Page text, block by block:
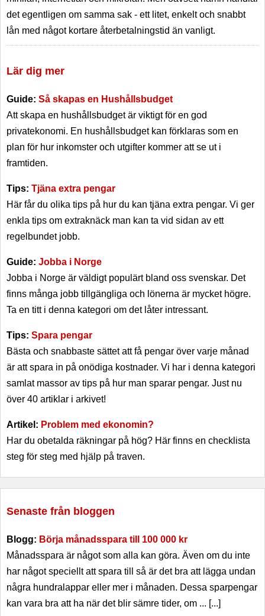
det egentligen om samma sak - ett litet, enkelt och snabbt
lån med något kortare återbetalningstid än vanligt.
Lär dig mer
Guide: Så skapas en Hushållsbudget
Att skapa en hushållsbudget är viktigt för en god
privatekonomi. En hushållsbudget kan förklaras som en
plan för hur inkomster och utgifter kommer att se ut i
framtiden.
Tips: Tjäna extra pengar
Här får du olika tips på hur du kan tjäna extra pengar. Vi ger
enkla tips om extraknäck man kan ta vid sidan av ett
regelbundet jobb.
Guide: Jobba i Norge
Jobba i Norge är väldigt populärt bland oss svenskar. Det
finns många jobb tillgängliga och lönerna är mycket högre.
Ta en titt i denna kategori om det låter intressant.
Tips: Spara pengar
Bästa och snabbaste sättet att få pengar över varje månad
är att spara in på onödiga kostnader. Vi har i denna kategori
samlat massor av tips på hur man sparar pengar. Just nu
över 40 artiklar i arkivet!
Artikel: Problem med ekonomin?
Har du obetalda räkningar på hög? Här finns en checklista
steg för steg med hjälp på traven.
Senaste från bloggen
Blogg: Börja månadsspara till 100 000 kr
Månadsspara är något som alla kan göra. Även om du inte
har något speciellt att spara till så är det bra att lägga undan
några hundralappar eller mer i månaden. Dessa sparpengar
kan vara bra att ha när det blir sämre tider, om ... [...]